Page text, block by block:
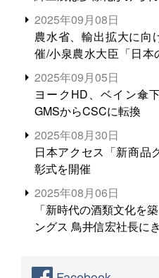
2025年09月08日
農水省、輸出拡大に向
催/小泉農水大臣「日
る。米増産に向けて、
2025年09月05日
ヨークHD、ベイン傘
GMSからCSCに転換
2025年08月30日
日本アクセス「新商品
彰式を開催
2025年08月06日
「新時代の酒類文化を
ングス 鳥井信宏社長に